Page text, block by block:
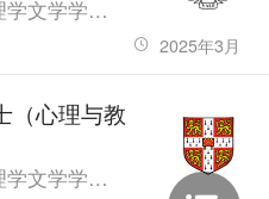
宾夕法尼亚州立大学，心理学文学学士，应届生，GPA3.99
2025年3月
（心理与教
宾夕法尼亚州立大学，心理学文学学士，应届生，GPA3.99